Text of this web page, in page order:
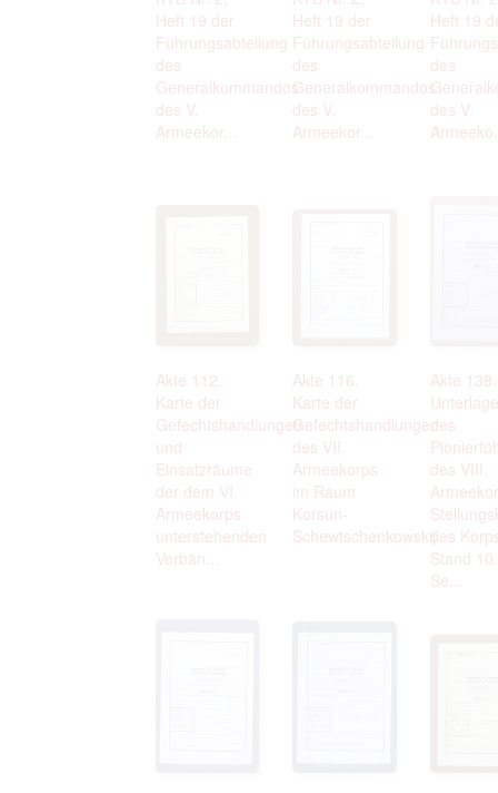
Heft 19 der
Führungsabteilung
des
Generalkommandos
des V.
Armeekor...
Heft 19 der
Führungsabteilung
des
Generalkommandos
des V.
Armeekor...
Heft 19
des
des V.
Akte 112.
Karte der
Gefechtshandlungen
und
Einsatzräume
der dem VI.
Armeekorps
unterstehenden
Verbän...
Akte 116.
Karte der
Gefechtshandlungen
des VII.
Armeekorps
im Raum
Korsun-
Schewtschenkowskij
Akte 138.
des
des VIII.
des
Stand 10.
Se...